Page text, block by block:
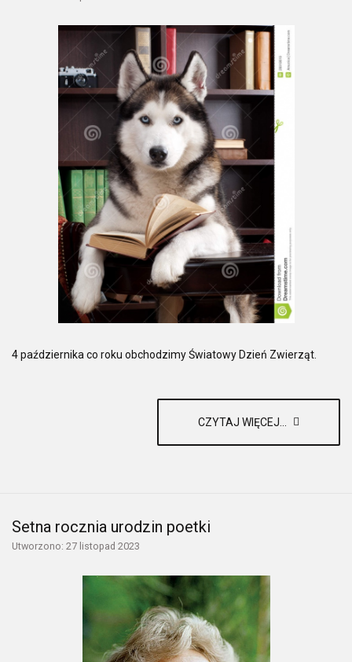
4 października co roku obchodzimy Światowy Dzień Zwierząt.
CZYTAJ WIĘCEJ...
Setna rocznia urodzin poetki
Utworzono: 27 listopad 2023